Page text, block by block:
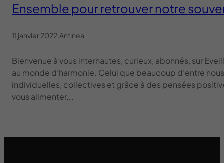
Ensemble pour retrouver notre
11 janvier 2022 Antinea
Bienvenue à vous internautes, curieux, abonnés, sur
au monde d’harmonie. Celui que beaucoup d’entre
individuelles, collectives et grâce à des pensées
vous alimenter,…